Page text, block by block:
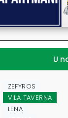
U
ZEFYROS
VILA TAVERNA
LENA